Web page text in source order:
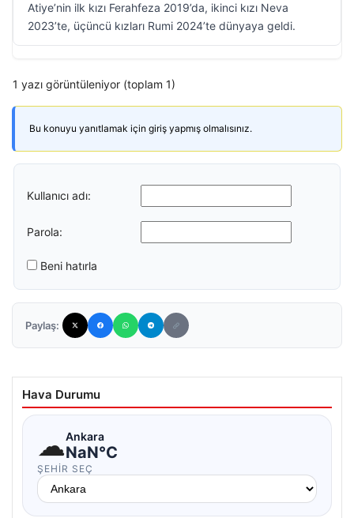
Atiye’nin ilk kızı Ferahfeza 2019’da, ikinci kızı Neva
2023’te, üçüncü kızları Rumi 2024’te dünyaya geldi.
1 yazı görüntüleniyor (toplam 1)
Bu konuyu yanıtlamak için giriş yapmış olmalısınız.
Kullanıcı adı:
Parola:
Beni hatırla
Paylaş:
Hava Durumu
☁Ankara
NaN°C
ŞEHIR SEÇ